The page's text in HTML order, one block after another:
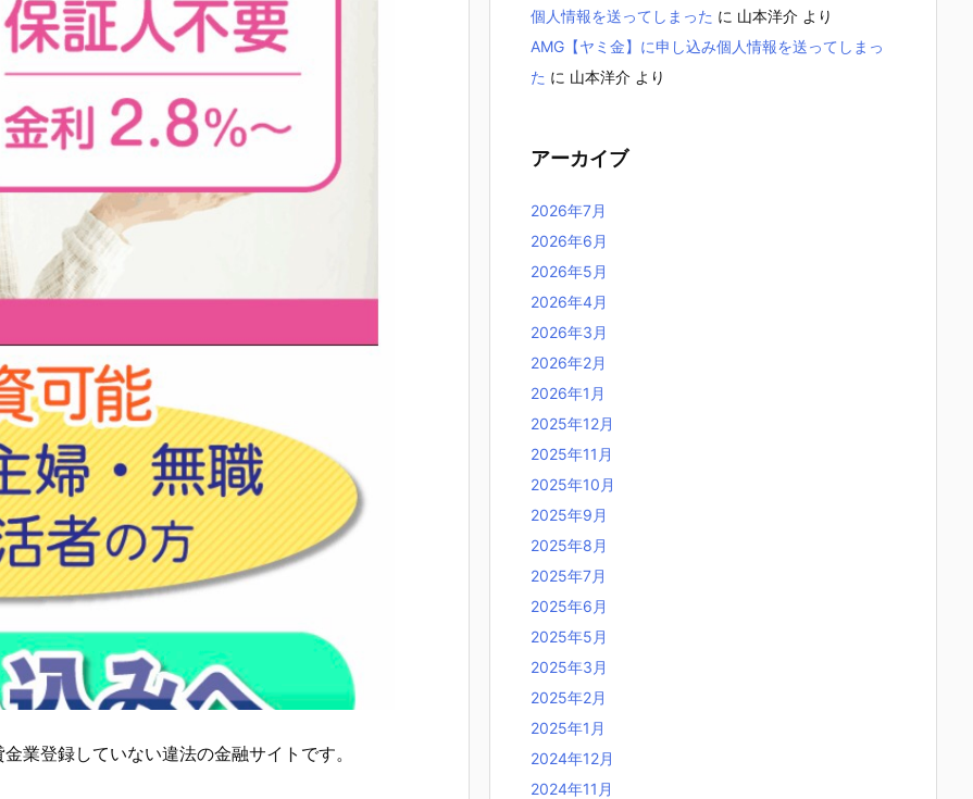
業登録していない違法の金融サイトです。
個人情報を送ってしまった に 山本洋介 より
AMG【ヤミ金】に申し込み個人情報を送ってしまっ
た に 山本洋介 より
アーカイブ
2026年7月
2026年6月
2026年5月
2026年4月
2026年3月
2026年2月
2026年1月
2025年12月
2025年11月
2025年10月
2025年9月
2025年8月
2025年7月
2025年6月
2025年5月
2025年3月
2025年2月
2025年1月
2024年12月
2024年11月